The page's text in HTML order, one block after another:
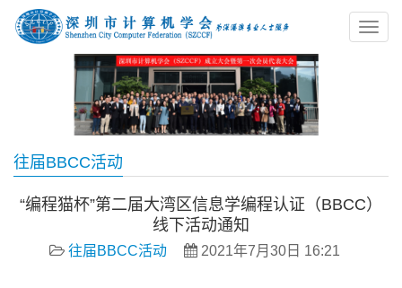
往届BBCC活动
“编程猫杯”第二届大湾区信息学编程认证（BBCC）
线下活动通知
往届BBCC活动 2021年7月30日 16:21